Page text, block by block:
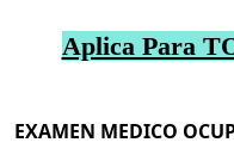
Aplica Para
EXAMEN MEDICO